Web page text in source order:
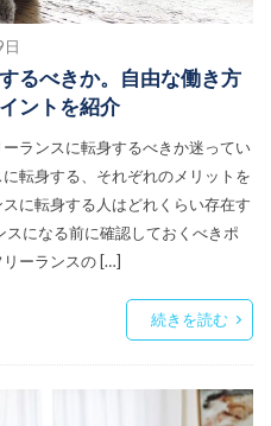
るべきか。自由な働き方
ントを紹介
ランスに転身するべきか迷ってい
転身する、それぞれのメリットを
に転身する人はどれくらい存在す
になる前に確認しておくべきポ
ーランスの […]
続きを読む